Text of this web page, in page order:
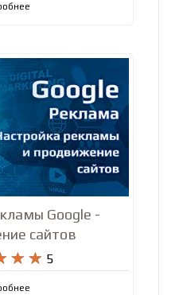
Google -
сайтов
 
  5